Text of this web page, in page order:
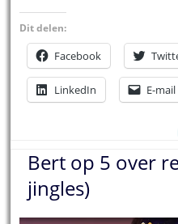
Dit delen:
Facebook
LinkedIn E-mail
Bert op 5 over
jingles)